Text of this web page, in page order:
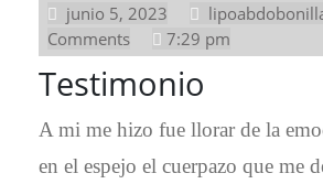
junio 5, 2023 junio
5,
2023
Comments
7:29 pm
Testimonio
A mi me hizo fue llorar de la emoción cuando vi
en el espejo el cuerpazo que me